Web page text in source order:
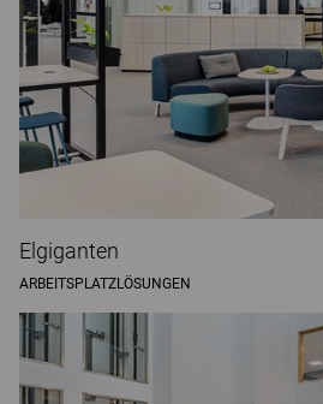
Elgiganten
ARBEITSPLATZLÖSUNGEN